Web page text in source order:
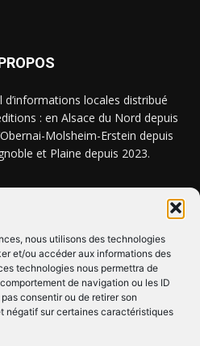
nous utilisons des technologies
et/ou accéder aux informations des
technologies nous permettra de
de navigation ou les ID
consentir ou de retirer son
négatif sur certaines caractéristiques
locales distribué
: en Alsace du Nord depuis
Molsheim-Erstein depuis
et Plaine depuis 2023.
ICI !
NOUS !